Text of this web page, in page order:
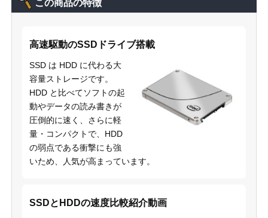
この商品の特徴
高速駆動のSSDドライブ搭載
SSD は HDD に代わる大
容量ストレージです。
HDD と比べてソフトの起
動やデータの読み書きが
圧倒的に速く、さらに軽
量・コンパクトで、HDD
の弱点である衝撃にも強
いため、人気が高まっています。
SSDとHDDの速度比較紹介動画